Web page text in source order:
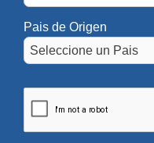
Lic. Natalia Leoni
Licenciatura en
Pais de Origen